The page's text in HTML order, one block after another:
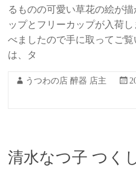
るものの可愛い草花の絵が
ップとフリーカップが入荷
べましたので手に取ってご
は、タ
うつわの店 醉器 店主
清水なつ子 つく